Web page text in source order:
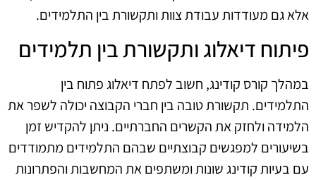
אלא גם מעודדות עבודת צוות ותקשורת בין התלמידים.
פיתוח דיאלוג ותקשורת בין תלמידים
במהלך קורס קודינג, חשוב לפתח דיאלוג פתוח בין
התלמידים. תקשורת טובה בין חברי הקבוצה יכולה לשפר את
הלמידה ולחזק את הקשרים החברתיים. ניתן להקדיש זמן
בשיעורים למפגשים קבוצתיים שבהם התלמידים מתמודדים
עם בעיות קודינג שונות ומשתפים את המחשבות והפתרונות